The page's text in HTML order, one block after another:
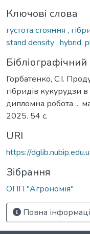
Ключові слова
густота стояння ,
stand density, hybrid,
Горбатенко, С.І.
гібридів кукурудзи
дипломна робота ...
2025. 54 с.
URI
https://
Зібрання
ОПП "Агрономія"
Повна